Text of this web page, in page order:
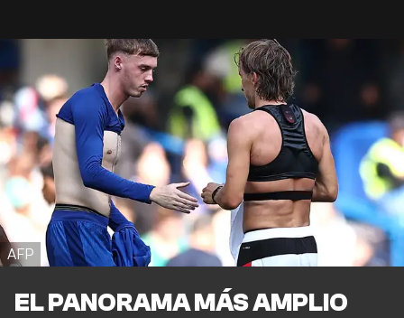
AFP
EL PANORAMA MÁS AMPLIO